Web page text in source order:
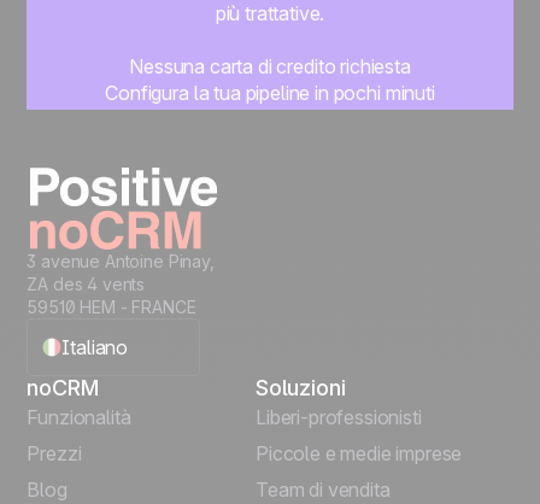
più trattative.
Nessuna carta di credito richiesta
Configura la tua pipeline in pochi minuti
3 avenue Antoine Pinay,
ZA des 4 vents
59510 HEM - FRANCE
Italiano
English
noCRM
Funzionalità
Prezzi
Blog
Soluzioni
Liberi-professionisti
Piccole e medie imprese
Team di vendita